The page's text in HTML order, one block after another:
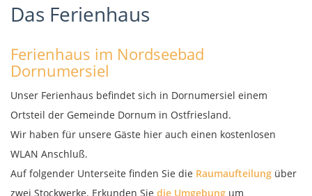
Das Ferienhaus
Ferienhaus im Nordseebad
Dornumersiel
Unser Ferienhaus befindet sich in Dornumersiel einem
Ortsteil der Gemeinde Dornum in Ostfriesland.
Wir haben für unsere Gäste hier auch einen kostenlosen
WLAN Anschluß.
Auf folgender Unterseite finden Sie die Raumaufteilung über
zwei Stockwerke. Erkunden Sie die Umgebung um